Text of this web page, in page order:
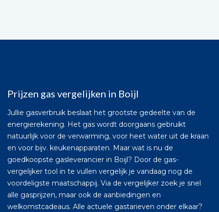
Prijzen gas vergelijken in Boijl
Jullie gasverbruik beslaat het grootste gedeelte van de
energierekening. Het gas wordt doorgaans gebruikt
natuurlijk voor de verwarming, voor heet water uit de kraan
en voor bijv. keukenapparaten. Maar wat is nu de
goedkoopste gasleverancier in Boijl? Door de gas-
vergelijker tool in te vullen vergelijk je vandaag nog de
voordeligste maatschappij. Via de vergelijker zoek je snel
alle gasprijzen, maar ook de aanbiedingen en
welkomstcadeaus. Alle actuele gastarieven onder elkaar?